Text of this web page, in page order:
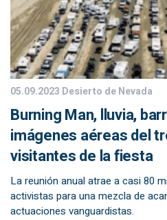
05.09.2023 Desierto de Nevada
Burning Man, lluvia,
imágenes aéreas del
visitantes de la fiesta
La reunión anual atrae a casi 80
activistas para una mezcla de
actuaciones vanguardistas.